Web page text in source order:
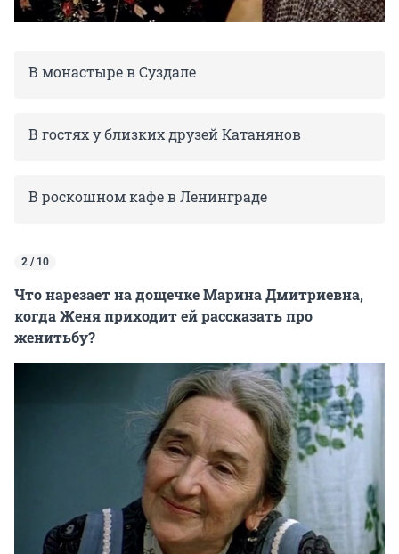
В монастыре в Суздале
В гостях у близких друзей Катанянов
В роскошном кафе в Ленинграде
2 / 10
Что нарезает на дощечке Марина Дмитриевна,
когда Женя приходит ей рассказать про
женитьбу?